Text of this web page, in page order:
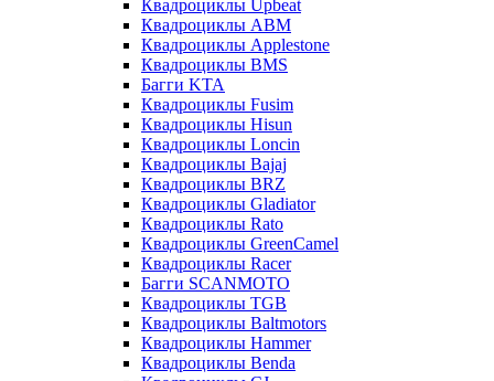
Квадроциклы Upbeat
Квадроциклы ABM
Квадроциклы Applestone
Квадроциклы BMS
Багги KTA
Квадроциклы Fusim
Квадроциклы Hisun
Квадроциклы Loncin
Квадроциклы Bajaj
Квадроциклы BRZ
Квадроциклы Gladiator
Квадроциклы Rato
Квадроциклы GreenCamel
Квадроциклы Racer
Багги SCANMOTO
Квадроциклы TGB
Квадроциклы Baltmotors
Квадроциклы Hammer
Квадроциклы Benda